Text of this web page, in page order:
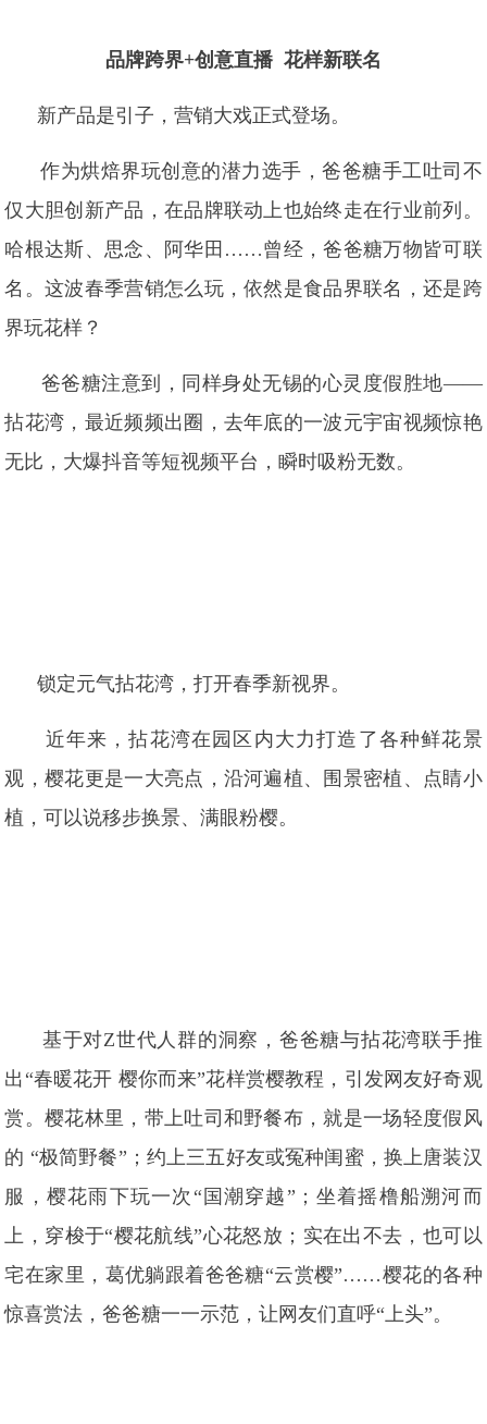
品牌跨界+创意直播 花样新联名
新产品是引子，营销大戏正式登场。
作为烘焙界玩创意的潜力选手，爸爸糖手工吐司不
仅大胆创新产品，在品牌联动上也始终走在行业前列。
哈根达斯、思念、阿华田……曾经，爸爸糖万物皆可联
名。这波春季营销怎么玩，依然是食品界联名，还是跨
界玩花样？
爸爸糖注意到，同样身处无锡的心灵度假胜地——
拈花湾，最近频频出圈，去年底的一波元宇宙视频惊艳
无比，大爆抖音等短视频平台，瞬时吸粉无数。
锁定元气拈花湾，打开春季新视界。
近年来，拈花湾在园区内大力打造了各种鲜花景
观，樱花更是一大亮点，沿河遍植、围景密植、点睛小
植，可以说移步换景、满眼粉樱。
基于对Z世代人群的洞察，爸爸糖与拈花湾联手推
出“春暖花开 樱你而来”花样赏樱教程，引发网友好奇观
赏。樱花林里，带上吐司和野餐布，就是一场轻度假风
的 “极简野餐”；约上三五好友或冤种闺蜜，换上唐装汉
服，樱花雨下玩一次“国潮穿越”；坐着摇橹船溯河而
上，穿梭于“樱花航线”心花怒放；实在出不去，也可以
宅在家里，葛优躺跟着爸爸糖“云赏樱”……樱花的各种
惊喜赏法，爸爸糖一一示范，让网友们直呼“上头”。